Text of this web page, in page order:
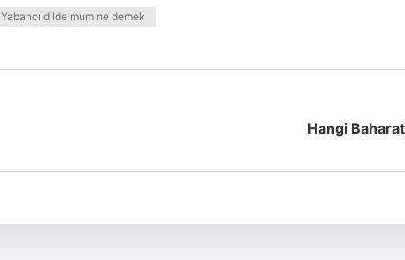
Yabancı dilde mum ne demek
Hangi